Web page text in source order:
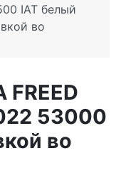
IAT белый
во
FREED
53000
во